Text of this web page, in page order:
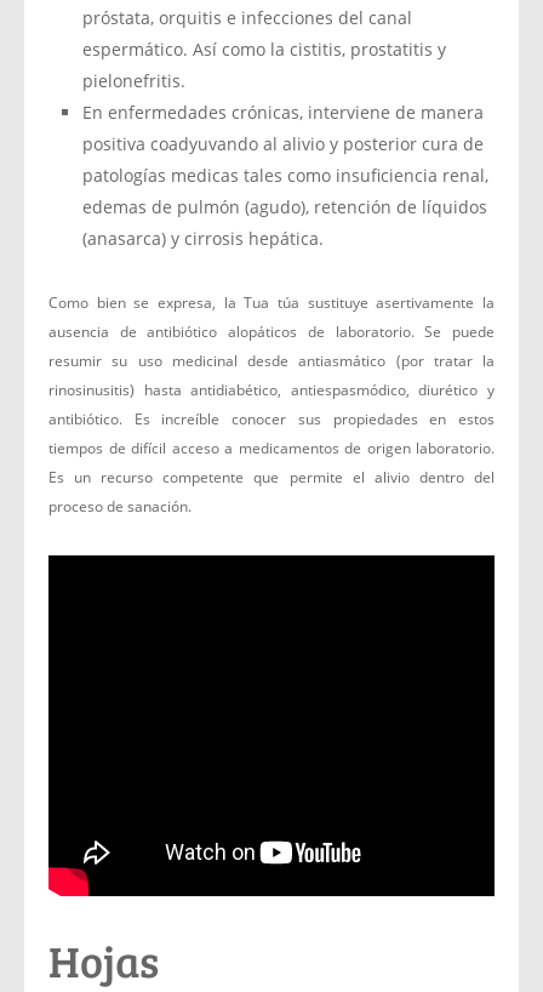
próstata, orquitis e infecciones del canal
espermático. Así como la cistitis, prostatitis y
pielonefritis.
En enfermedades crónicas, interviene de manera
positiva coadyuvando al alivio y posterior cura de
patologías medicas tales como insuficiencia renal,
edemas de pulmón (agudo), retención de líquidos
(anasarca) y cirrosis hepática.
Como bien se expresa, la Tua túa sustituye asertivamente la
ausencia de antibiótico alopáticos de laboratorio. Se puede
resumir su uso medicinal desde antiasmático (por tratar la
rinosinusitis) hasta antidiabético, antiespasmódico, diurético y
antibiótico. Es increíble conocer sus propiedades en estos
tiempos de difícil acceso a medicamentos de origen laboratorio.
Es un recurso competente que permite el alivio dentro del
proceso de sanación.
Hojas